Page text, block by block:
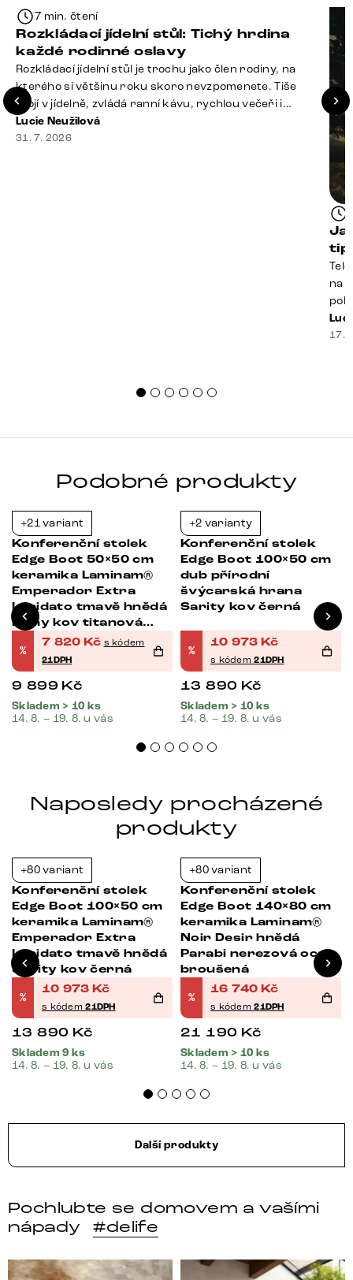
7 min. čtení
Rozkládací jídelní stůl: Tichý hrdina
každé rodinné oslavy
Rozkládací jídelní stůl je trochu jako člen rodiny, na
kterého si většinu roku skoro nevzpomenete. Tiše
stojí v jídelně, zvládá ranní kávu, rychlou večeři i
hromadu dopisů, které je potřeba „někdy vyřídit“. Pak
ale přijdou Vánoce, narozeniny nebo zpráva: „Stavíme
Lucie Neužilová
31. 7. 2026
na
17.
Podobné produkty
+21 variant
Konferenční stolek
Edge Boot 50×50 cm
keramika Laminam®
Emperador Extra
Lucidato tmavě hnědá
Eleny kov titanová
barva
%
7 820 Kč s kódem
21DPH
9 899 Kč
Skladem > 10 ks
14. 8. – 19. 8. u vás
+2 varianty
Konferenční stolek
Edge Boot 100×50 cm
dub přírodní
švýcarská hrana
Sarity kov černá
%
10 973 Kč
s kódem21DPH
13 890 Kč
Skladem > 10 ks
14. 8. – 19. 8. u vás
Naposledy procházené
produkty
+80 variant
Konferenční stolek
Edge Boot 100×50 cm
keramika Laminam®
Emperador Extra
Lucidato tmavě hnědá
Sarity kov černá
%
10 973 Kč
s kódem21DPH
13 890 Kč
Skladem 9 ks
14. 8. – 19. 8. u vás
+80 variant
Konferenční stolek
Edge Boot 140×80 cm
keramika Laminam®
Noir Desir hnědá
Parabi nerezová ocel
broušená
%
16 740 Kč
s kódem21DPH
21 190 Kč
Skladem > 10 ks
14. 8. – 19. 8. u vás
Další produkty
Pochlubte se domovem a vašími
nápady
#delife
DELIFE – Nábytek, který promění dům v domov. Domo
Místo, kam se budeš těšit